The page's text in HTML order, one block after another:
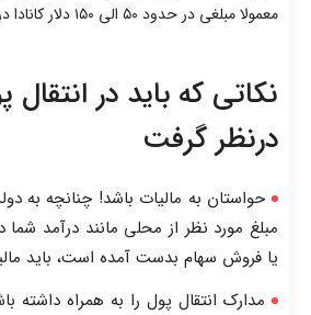
معمولا مبلغی در حدود ۵۰ الی ۱۵۰ دلار کانادا دریافت می شود.
نکاتی که باید در انتقال
درنظر گرفت
حواستان به مالیات باشد! چنانچه به
مبلغ مورد نظر از محلی مانند درآمد
یا فروش سهام بدست آمده است، باید
مدارک انتقال پول را به همراه داشته